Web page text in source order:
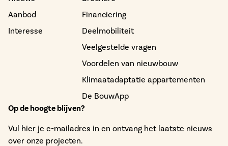
Aanbod
Interesse
Financiering
Deelmobiliteit
Veelgestelde vragen
Voordelen van nieuwbouw
Klimaatadaptatie appartementen
De BouwApp
Op de hoogte blijven?
Vul hier je e-mailadres in en ontvang het laatste nieuws
over onze projecten.